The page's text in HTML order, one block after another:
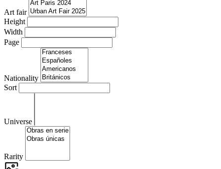
Art fair
Height
Width
Page
Nationality
Sort
Universe
Rarity